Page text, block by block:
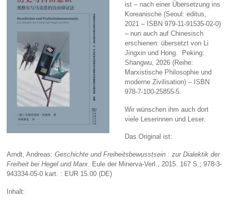
ist – nach einer Übersetzung ins
Koreanische (Seoul: editus,
2021 – ISBN 979-11-91535-02-0)
– nun auch auf Chinesisch
erschienen: übersetzt von Li
Jingxin und Hong. Peking:
Shangwu, 2026 (Reihe:
Marxistische Philosophie und
moderne Zivilisation) – ISBN
978-7-100-25855-5.
Wir wünschen ihm auch dort
viele Leserinnen und Leser.
Das Original ist:
Arndt, Andreas:Geschichte und Freiheitsbewusstsein : zur Dialektik der
Freiheit bei Hegel und Marx . Eule der Minerva-Verl., 2015. 167 S.; 978-3-
943334-05-0 kart. : EUR 15.00 (DE)
Inhalt: